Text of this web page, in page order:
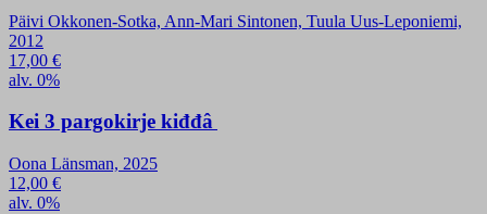
Päivi Okkonen-Sotka, Ann-Mari Sintonen, Tuula Uus-Leponiemi,
2012
17,00 €
alv. 0%
Kei 3 pargokirje kiđđâ
Oona Länsman, 2025
12,00 €
alv. 0%